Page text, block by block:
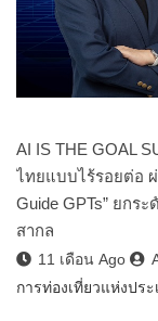
AI IS THE GOAL
ไทยแบบไร้รอยต่อ ผ่
Guide GPTs” ยกร
สากล
11 เดือน Ago
การท่องเที่ยวแห่งปร